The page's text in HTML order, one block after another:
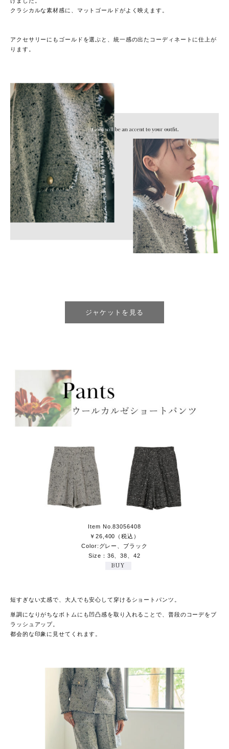
クラシカルな素材感に、マットゴールドがよく映えます。
アクセサリーにもゴールドを選ぶと、統一感の出たコーディネートに仕上が
ります。
ジャケットを見る
Item No.83056408
￥26,400（税込）
Color:グレー、ブラック
Size：36、38、42
BUY
短すぎない丈感で、大人でも安心して穿けるショートパンツ。
単調になりがちなボトムにも凹凸感を取り入れることで、普段のコーデをブ
ラッシュアップ。
都会的な印象に見せてくれます。